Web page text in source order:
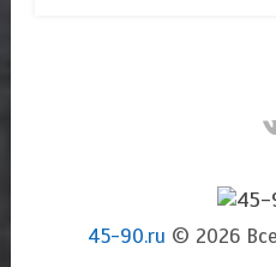
45-90.ru © 2026